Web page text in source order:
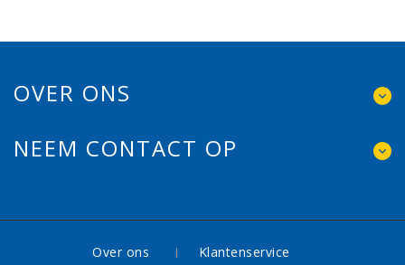
OVER ONS
NEEM CONTACT OP
Over ons Klantenservice